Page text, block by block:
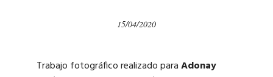
15/04/2020
Trabajo fotográfico realizado paraAdonay